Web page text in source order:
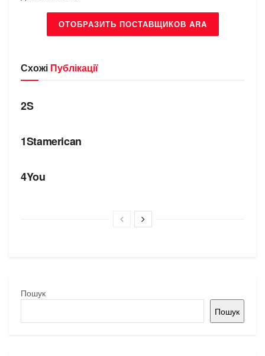
ОТОБРАЗИТЬ ПОСТАВЩИКОВ ARA
Схожі Публікації
БРЕНДИ
2S
1Stamerican
4You
Пошук
Пошук